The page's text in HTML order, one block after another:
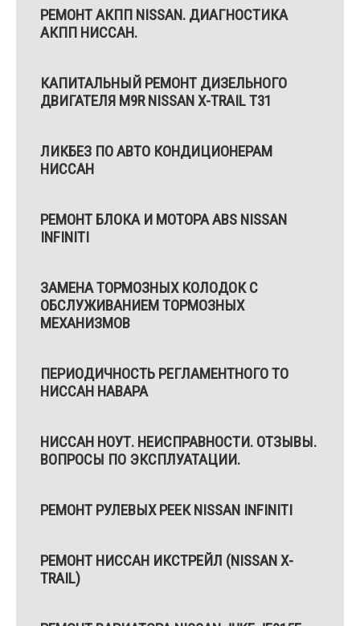
РЕМОНТ АКПП NISSAN. ДИАГНОСТИКА
АКПП НИССАН.
КАПИТАЛЬНЫЙ РЕМОНТ ДИЗЕЛЬНОГО
ДВИГАТЕЛЯ M9R NISSAN X-TRAIL T31
ЛИКБЕЗ ПО АВТО КОНДИЦИОНЕРАМ
НИССАН
РЕМОНТ БЛОКА И МОТОРА ABS NISSAN
INFINITI
ЗАМЕНА ТОРМОЗНЫХ КОЛОДОК С
ОБСЛУЖИВАНИЕМ ТОРМОЗНЫХ
МЕХАНИЗМОВ
ПЕРИОДИЧНОСТЬ РЕГЛАМЕНТНОГО ТО
НИССАН НАВАРА
НИССАН НОУТ. НЕИСПРАВНОСТИ. ОТЗЫВЫ.
ВОПРОСЫ ПО ЭКСПЛУАТАЦИИ.
РЕМОНТ РУЛЕВЫХ РЕЕК NISSAN INFINITI
РЕМОНТ НИССАН ИКСТРЕЙЛ (NISSAN X-
TRAIL)